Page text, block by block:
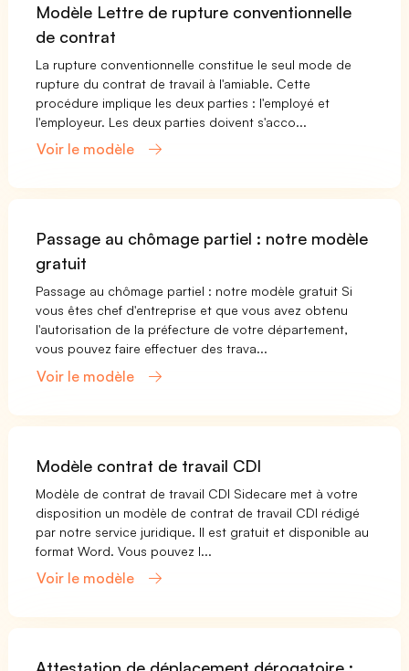
Modèle Lettre de rupture conventionnelle
de contrat
La rupture conventionnelle constitue le seul mode de
rupture du contrat de travail à l'amiable. Cette
procédure implique les deux parties : l'employé et
l'employeur. Les deux parties doivent s'acco...
Voir le modèle
Passage au chômage partiel : notre modèle
gratuit
Passage au chômage partiel : notre modèle gratuit Si
vous êtes chef d'entreprise et que vous avez obtenu
l'autorisation de la préfecture de votre département,
vous pouvez faire effectuer des trava...
Voir le modèle
Modèle contrat de travail CDI
Modèle de contrat de travail CDI Sidecare met à votre
disposition un modèle de contrat de travail CDI rédigé
par notre service juridique. Il est gratuit et disponible au
format Word. Vous pouvez l...
Voir le modèle